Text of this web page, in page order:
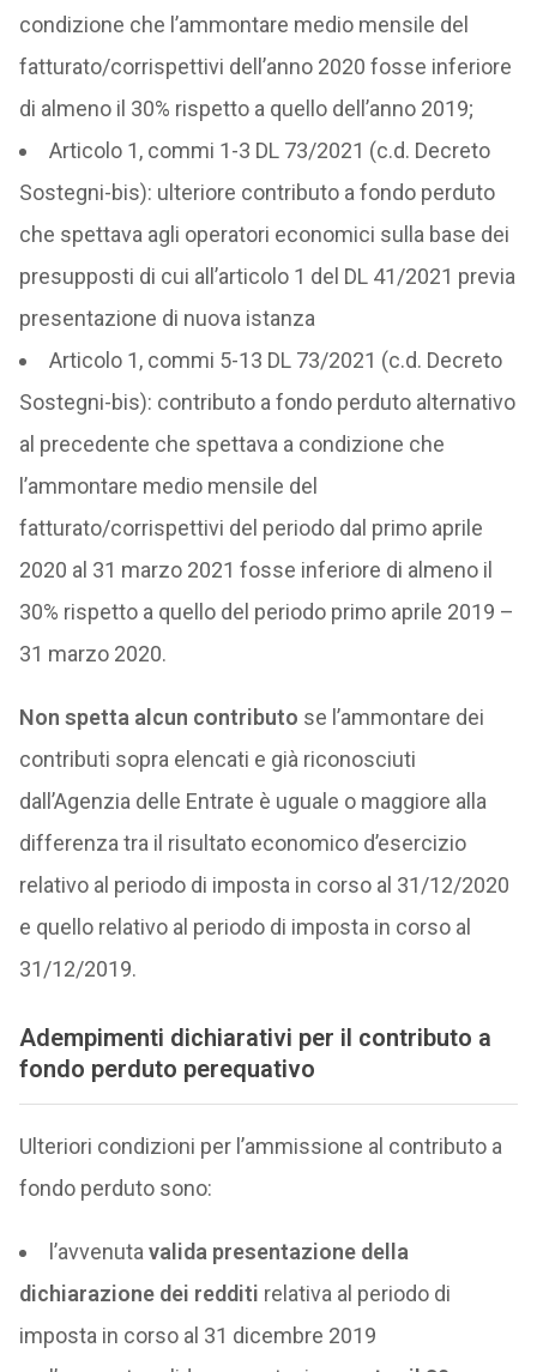
condizione che l’ammontare medio mensile del
fatturato/corrispettivi dell’anno 2020 fosse inferiore
di almeno il 30% rispetto a quello dell’anno 2019;
Articolo 1, commi 1-3 DL 73/2021 (c.d. Decreto
Sostegni-bis): ulteriore contributo a fondo perduto
che spettava agli operatori economici sulla base dei
presupposti di cui all’articolo 1 del DL 41/2021 previa
presentazione di nuova istanza
Articolo 1, commi 5-13 DL 73/2021 (c.d. Decreto
Sostegni-bis): contributo a fondo perduto alternativo
al precedente che spettava a condizione che
l’ammontare medio mensile del
fatturato/corrispettivi del periodo dal primo aprile
2020 al 31 marzo 2021 fosse inferiore di almeno il
30% rispetto a quello del periodo primo aprile 2019 –
31 marzo 2020.
Non spetta alcun contributo se l’ammontare dei
contributi sopra elencati e già riconosciuti
dall’Agenzia delle Entrate è uguale o maggiore alla
differenza tra il risultato economico d’esercizio
relativo al periodo di imposta in corso al 31/12/2020
e quello relativo al periodo di imposta in corso al
31/12/2019.
Adempimenti dichiarativi per il contributo a
fondo perduto perequativo
Ulteriori condizioni per l’ammissione al contributo a
fondo perduto sono:
l’avvenuta valida presentazione della
dichiarazione dei redditi relativa al periodo di
imposta in corso al 31 dicembre 2019